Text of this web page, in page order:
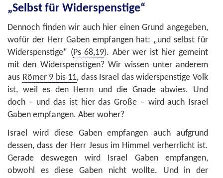
„Selbst für Widerspenstige“
Dennoch finden wir auch hier einen Grund angegeben,
wofür der Herr Gaben empfangen hat: „und selbst für
Widerspenstige“ (Ps 68,19). Aber wer ist hier gemeint
mit den Widerspenstigen? Wir wissen unter anderem
aus Römer 9 bis 11, dass Israel das widerspenstige Volk
ist, weil es den Herrn und die Gnade abwies. Und
doch – und das ist hier das Große – wird auch Israel
Gaben empfangen. Aber woher?
Israel wird diese Gaben empfangen auch aufgrund
dessen, dass der Herr Jesus im Himmel verherrlicht ist.
Gerade deswegen wird Israel Gaben empfangen,
obwohl es diese Gaben nicht wollte. Und in der